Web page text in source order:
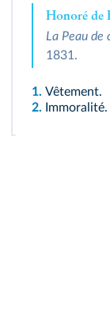
Honoré de
La Peau de
1831.
1. Vêtement.
2.
Immoralité.